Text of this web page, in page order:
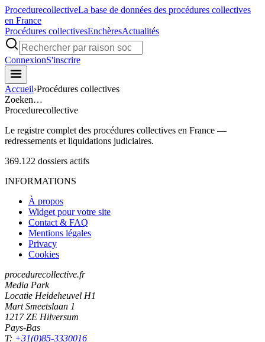
ProcedurecollectiveLa base de données des procédures collectives
en France
Procédures collectivesEnchèresActualités
ConnexionS'inscrire
Accueil›Procédures collectives
Zoeken…
Procedurecollective
Le registre complet des procédures collectives en France —
redressements et liquidations judiciaires.
369.122 dossiers actifs
INFORMATIONS
À propos
Widget pour votre site
Contact & FAQ
Mentions légales
Privacy
Cookies
procedurecollective.fr
Media Park
Locatie Heideheuvel H1
Mart Smeetslaan 1
1217 ZE Hilversum
Pays-Bas
T: +31(0)85-3330016